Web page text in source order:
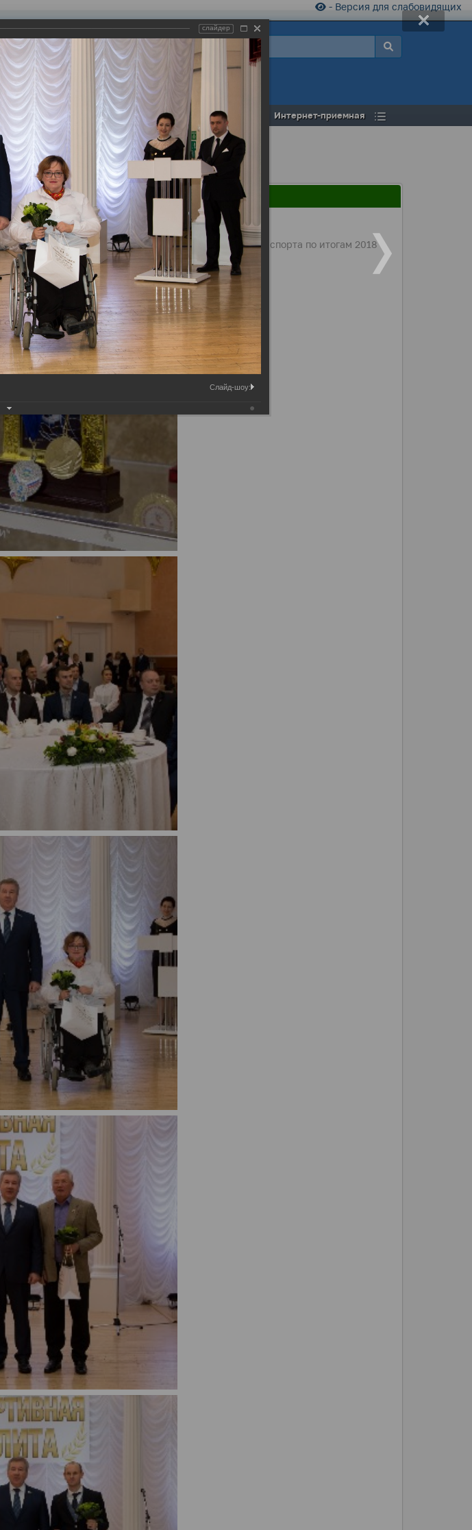
- Версия для слабовидящих
услуги Торговая площадка Открытый бюджет Интернет-приемная
и специалистов в области физической культуры и спорта по итогам 2018
слайдер
Слайд-шоу: